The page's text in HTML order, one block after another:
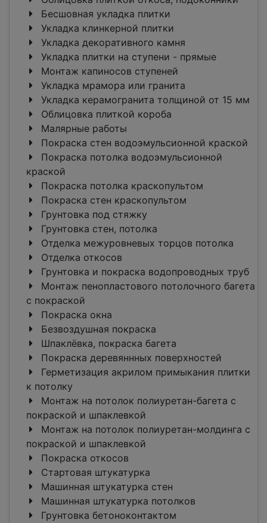
Бесшовная укладка плитки
Укладка клинкерной плитки
Укладка декоративного камня
Укладка плитки на ступени - прямые
Монтаж капиносов ступеней
Укладка мрамора или гранита
Укладка керамогранита толщиной от 15 мм
Облицовка плиткой короба
Малярные работы
Покраска стен водоэмульсионной краской
Покраска потолка водоэмульсионной
краской
Покраска потолка краскопультом
Покраска стен краскопультом
Грунтовка под стяжку
Грунтовка стен, потолка
Отделка межуровневых торцов потолка
Отделка откосов
Грунтовка и покраска водопроводных труб
Монтаж пенопластового потолочного багета
c покраской
Покраска окна
Безвоздушная покраска
Шпаклёвка, покраска багета
Покраска деревяннных поверхностей
Герметизация акрилом примыкания плитки
к потолку
Монтаж на потолок полиуретан-багета c
покраской и шпаклевкой
Монтаж на потолок полиуретан-молдинга c
покраской и шпаклевкой
Покраска откосов
Стартовая штукатурка
Машинная штукатурка стен
Машинная штукатурка потолков
Грунтовка бетоноконтактом